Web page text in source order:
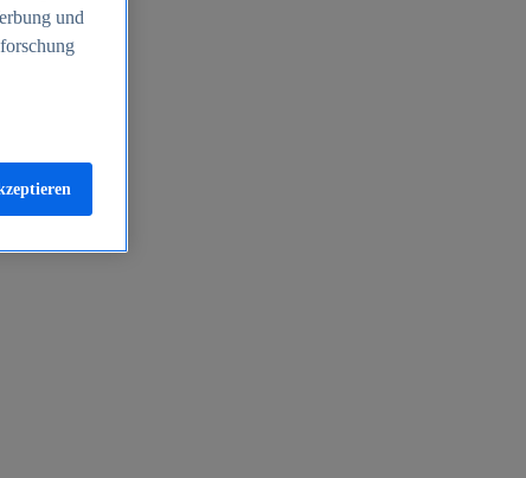
und